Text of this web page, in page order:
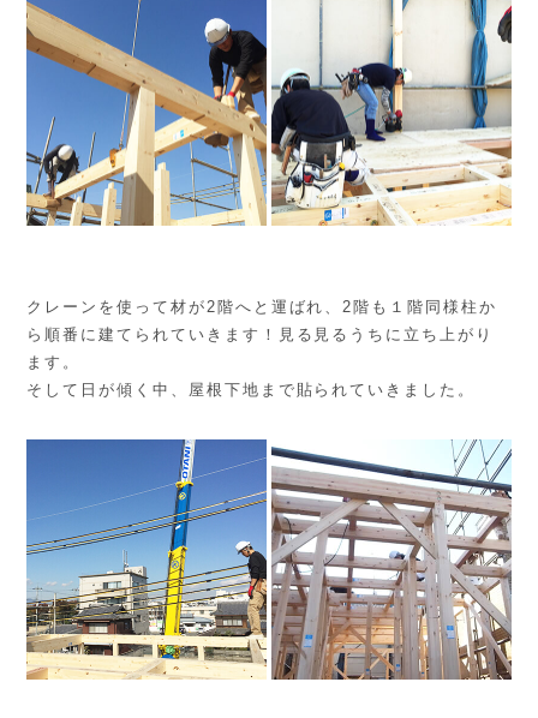
クレーンを使って材が2階へと運ばれ、2階も１階同様柱か
ら順番に建てられていきます！見る見るうちに立ち上がり
ます。
そして日が傾く中、屋根下地まで貼られていきました。